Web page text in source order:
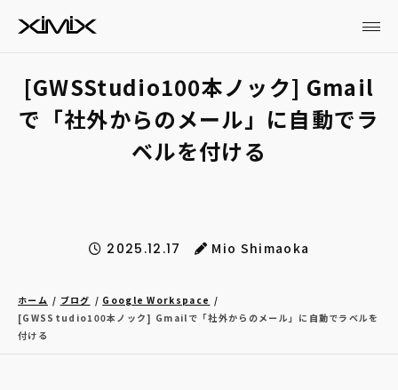
[GWSStudio100本ノック] Gmail
で「社外からのメール」に自動でラ
ベルを付ける
2025.12.17 Mio Shimaoka
ホーム ブログ
Google Workspace
[GWSStudio100本ノック] Gmailで「社外からのメール」に自動でラベルを
付ける